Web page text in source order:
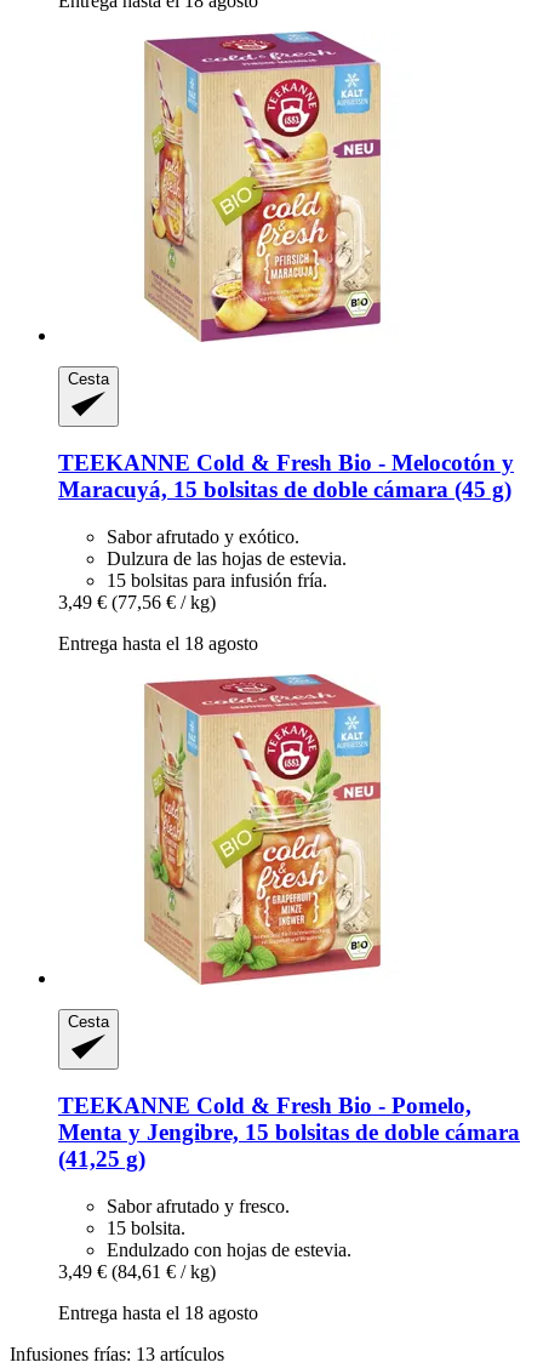
Cesta
TEEKANNE Cold & Fresh Bio -​ Melocotón y
Maracuyá, 15 bolsitas de doble cámara (45 g)
Sabor afrutado y exótico.
Dulzura de las hojas de estevia.
15 bolsitas para infusión fría.
3,49 € (77,56 € / kg)
Entrega hasta el 18 agosto
Cesta
TEEKANNE Cold & Fresh Bio -​ Pomelo,
Menta y Jengibre, 15 bolsitas de doble cámara
(41,25 g)
Sabor afrutado y fresco.
15 bolsita.
Endulzado con hojas de estevia.
3,49 € (84,61 € / kg)
Entrega hasta el 18 agosto
Infusiones frías: 13 artículos